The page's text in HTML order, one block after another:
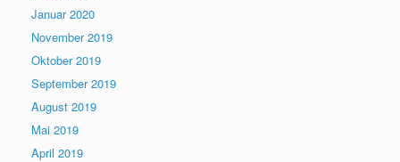
Januar 2020
November 2019
Oktober 2019
September 2019
August 2019
Mai 2019
April 2019